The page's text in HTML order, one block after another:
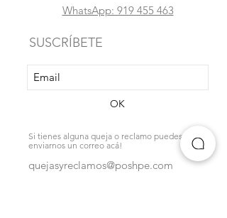
WhatsApp: 919 455 463
SUSCRÍBETE
OK
Si tienes alguna queja o reclamo puedes
enviarnos un correo acá!
quejasyreclamos@poshpe.com